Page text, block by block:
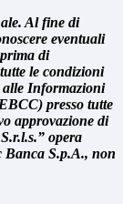
Al fine di
eventuali
di
le condizioni
alle Informazioni
presso tutte
approvazione di
opera
Banca S.p.A., non